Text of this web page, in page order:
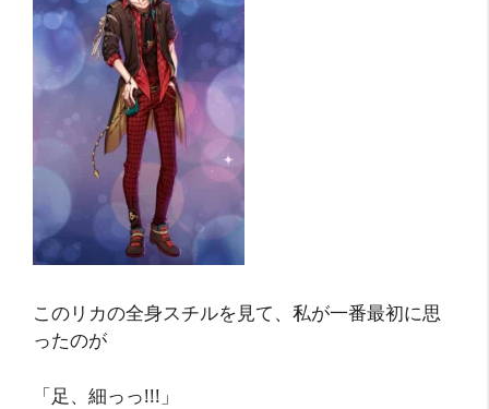
このリカの全身スチルを見て、私が一番最初に思
ったのが
「足、細っっ!!!」